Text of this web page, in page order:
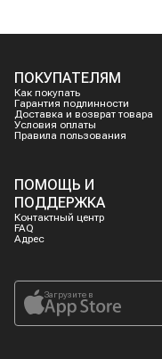
ПОКУПАТЕЛЯМ
Как покупать
Гарантия подлинности
Доставка и возврат товара
Условия оплаты
Правила пользования
ПОМОЩЬ И
ПОДДЕРЖКА
Контактный центр
FAQ
Адрес
Загрузите в